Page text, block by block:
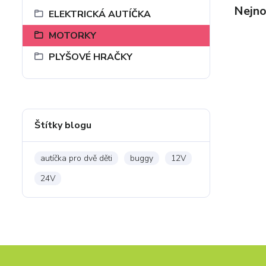
ELEKTRICKÁ AUTÍČKA
MOTORKY
PLYŠOVÉ HRAČKY
Štítky blogu
autíčka pro dvě děti buggy
12V
24V